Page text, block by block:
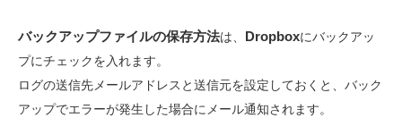
バックアップファイルの保存方法は、 Dropboxにバックアッ
プにチェックを入れます。
ログの送信先メールアドレスと送信元を設定しておくと、バック
アップでエラーが発生した場合にメール通知されます。